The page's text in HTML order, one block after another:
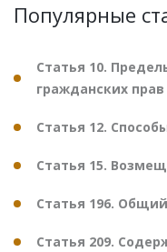
Популярные
Статья 10.
гражданских прав
Статья 12.
Статья 15.
Статья 196.
Статья 209.